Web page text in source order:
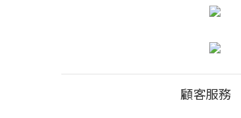
顧客服務